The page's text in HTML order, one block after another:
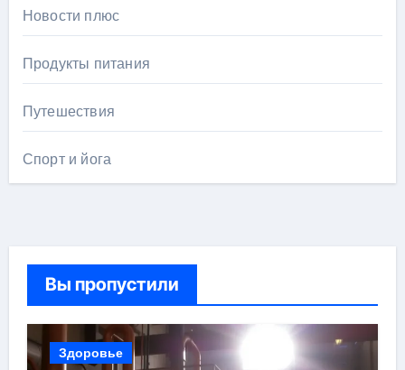
Новости плюс
Продукты питания
Путешествия
Спорт и йога
Вы пропустили
Здоровье